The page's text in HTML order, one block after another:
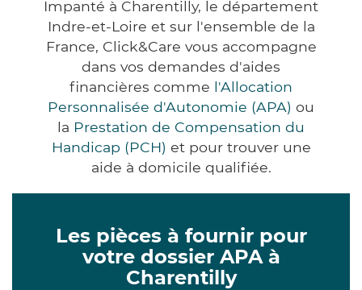
Impanté à Charentilly, le département
Indre-et-Loire et sur l'ensemble de la
France, Click&Care vous accompagne
dans vos demandes d'aides
financières comme l'Allocation
Personnalisée d'Autonomie (APA) ou
la Prestation de Compensation du
Handicap (PCH) et pour trouver une
aide à domicile qualifiée.
Les pièces à fournir pour
votre dossier APA à
Charentilly